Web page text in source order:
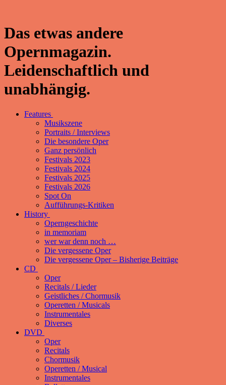
Das etwas andere
Opernmagazin.
Leidenschaftlich und
unabhängig.
Features
Musikszene
Portraits / Interviews
Die besondere Oper
Ganz persönlich
Festivals 2023
Festivals 2024
Festivals 2025
Festivals 2026
Spot On
Aufführungs-Kritiken
History
Operngeschichte
in memoriam
wer war denn noch …
Die vergessene Oper
Die vergessene Oper – Bisherige Beiträge
CD
Oper
Recitals / Lieder
Geistliches / Chormusik
Operetten / Musicals
Instrumentales
Diverses
DVD
Oper
Recitals
Chormusik
Operetten / Musical
Instrumentales